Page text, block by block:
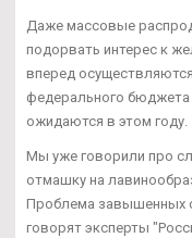
Даже массовые
подорвать интерес к
вперед
федерального
ожидаются в этом году.
Мы уже говорили про
отмашку на
Проблема завышенных
говорят эксперты